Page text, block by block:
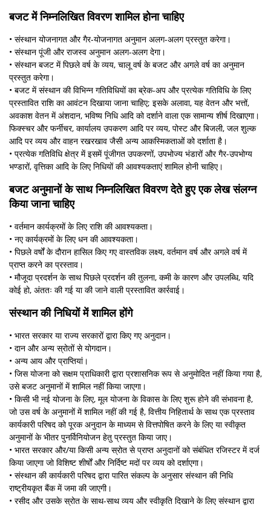
बजट में निम्नलिखित विवरण शामिल होना चाहिए
• संस्थान योजनागत और गैर-योजनागत अनुमान अलग-अलग प्रस्‍तुत करेगा।
• संस्थान पूंजी और राजस्व अनुमान अलग-अलग देगा।
• संस्थान बजट में पिछले वर्ष के व्यय, चालू वर्ष के बजट और अगले वर्ष का अनुमान
प्रस्‍तुत करेगा।
• बजट में संस्थान की विभिन्न गतिविधियों का ब्रेक-अप और प्रत्येक गतिविधि के लिए
प्रस्तावित राशि का आवंटन दिखाया जाना चाहिए; इसके अलावा, यह वेतन और भत्तों,
अवकाश वेतन में अंशदान, भविष्य निधि आदि को दर्शाने वाला एक सामान्य शीर्ष दिखाएगा।
फिक्स्चर और फर्नीचर, कार्यालय उपकरण आदि पर व्यय, पोस्ट और बिजली, जल शुल्क
आदि पर व्यय और वाहन रखरखाव जैसी अन्य आकस्मिकताओं को दर्शाता है।
• प्रत्येक गतिविधि क्षेत्र में इसमें पूंजीगत उपकरणों, उपभोज्य भंडारों और गैर-उपभोग्य
भण्डारों, वृत्तिका आदि के लिए निधियों की आवश्यकताएं शामिल होनी चाहिए।
बजट अनुमानों के साथ निम्नलिखित विवरण देते हुए एक लेख संलग्न
किया जाना चाहिए
• वर्तमान कार्यक्रमों के लिए राशि की आवश्यकता।
• नए कार्यक्रमों के लिए धन की आवश्यकता।
• पिछले वर्षों के दौरान हासिल किए गए वास्तविक लक्ष्य, वर्तमान वर्ष और अगले वर्ष में
प्राप्त करने का प्रस्ताव।
• मौजूदा प्रदर्शन के साथ पिछले प्रदर्शन की तुलना, कमी के कारण और उपलब्धि, यदि
कोई हो, अंततः की गई या की जाने वाली प्रस्तावित कार्रवाई।
संस्थान की निधियों में शामिल होंगे
• भारत सरकार या राज्य सरकारों द्वारा किए गए अनुदान।
• दान और अन्य स्रोतों से योगदान।
• अन्य आय और प्राप्तियां।
• जिस योजना को सक्षम प्राधिकारी द्वारा प्रशासनिक रूप से अनुमोदित नहीं किया गया है,
उसे बजट अनुमानों में शामिल नहीं किया जाएगा।
• किसी भी नई योजना के लिए, मूल योजना के विकास के लिए शुरू होने की संभावना है,
जो उस वर्ष के अनुमानों में शामिल नहीं की गई है, वित्तीय निहितार्थ के साथ एक प्रस्ताव
कार्यकारी परिषद को पूरक अनुदान के माध्यम से वित्तपोषित करने के लिए या स्वीकृत
अनुमानों के भीतर पुनर्विनियोजन हेतु प्रस्‍तुत किया जाए।
• भारत सरकार और/या किसी अन्य स्रोत से प्राप्त अनुदानों को संबंधित रजिस्टर में दर्ज
किया जाएगा जो विशिष्ट शीर्षों और निर्दिष्ट मदों पर व्यय को दर्शाएगा।
• संस्थान की कार्यकारी परिषद द्वारा पारित संकल्प के अनुसार संस्थान की निधि
राष्ट्रीयकृत बैंक में जमा की जाएगी।
• रसीद और उसके स्रोत के साथ-साथ व्यय और स्वीकृति दिखाने के लिए संस्थान द्वारा